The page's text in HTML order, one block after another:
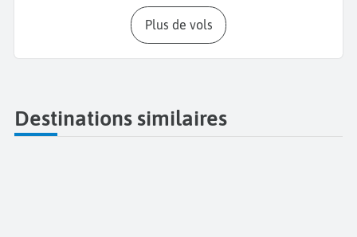
Plus de vols
Destinations similaires